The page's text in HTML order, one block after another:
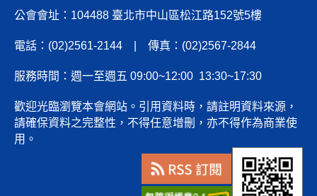
公會會址：104488 臺北市中山區松江路152號5樓
電話：(02)2561-2144 | 傳真：(02)2567-2844
服務時間：週一至週五 09:00~12:00 13:30~17:30
歡迎光臨瀏覽本會網站。引用資料時，請註明資料來源，
請確保資料之完整性，不得任意增刪，亦不得作為商業使
用。